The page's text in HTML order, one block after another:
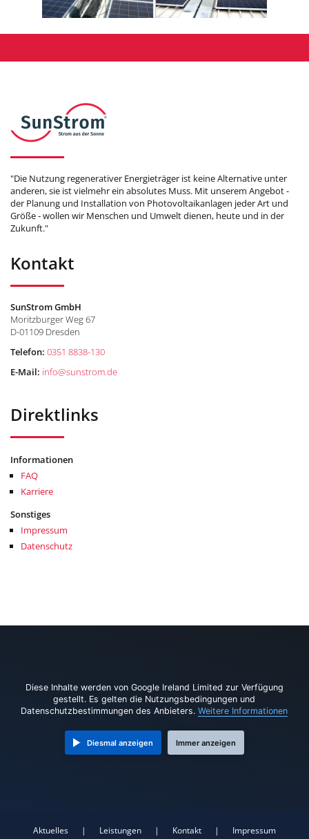
"Die Nutzung regenerativer Energieträger ist keine Alternative unter
anderen, sie ist vielmehr ein absolutes Muss. Mit unserem Angebot -
der Planung und Installation von Photovoltaikanlagen jeder Art und
Größe - wollen wir Menschen und Umwelt dienen, heute und in der
Zukunft."
Kontakt
SunStrom GmbH
Moritzburger Weg 67
D-01109 Dresden
Telefon: 0351 8838-130
E-Mail: info@sunstrom.de
Direktlinks
Informationen
FAQ
Karriere
Sonstiges
Impressum
Datenschutz
Diese Inhalte werden von Google Ireland Limited zur Verfügung
gestellt. Es gelten die Nutzungsbedingungen und
Datenschutzbestimmungen des Anbieters.Weitere Informationen
Diesmal anzeigen Immer anzeigen
Aktuelles | Leistungen | Kontakt | Impressum